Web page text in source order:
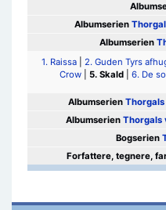
Albumserien
Albumserien
1. Raissa
2. Guden Tyrs
Crow| 5. Skald| 6. De
Albumserien
Albumserien Thorgals
Bogserien
Forfattere, tegnere,